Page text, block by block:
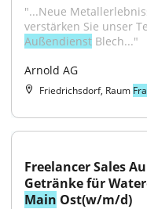
"...Neue
Außendienst Blech..."
Arnold AG
Friedrichsdorf, Raum
Freelancer Sales
Getränke für
Main Ost(w/m/d)